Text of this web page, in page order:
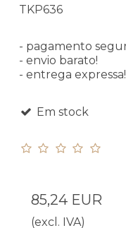
TKP636
- pagamento
- envio barato!
- entrega expressa!
Em stock
85,24 EUR
(excl. IVA)